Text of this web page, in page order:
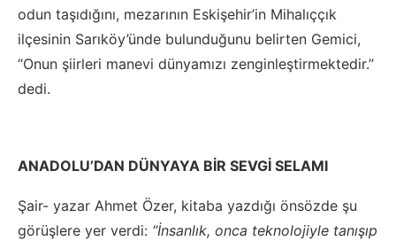
odun taşıdığını, mezarının Eskişehir’in Mihalıççık
ilçesinin Sarıköy’ünde bulunduğunu belirten Gemici,
“Onun şiirleri manevi dünyamızı zenginleştirmektedir.”
dedi.
ANADOLU’DAN DÜNYAYA BİR SEVGİ SELAMI
Şair- yazar Ahmet Özer, kitaba yazdığı önsözde şu
görüşlere yer verdi: “İnsanlık, onca teknolojiyle tanışıp